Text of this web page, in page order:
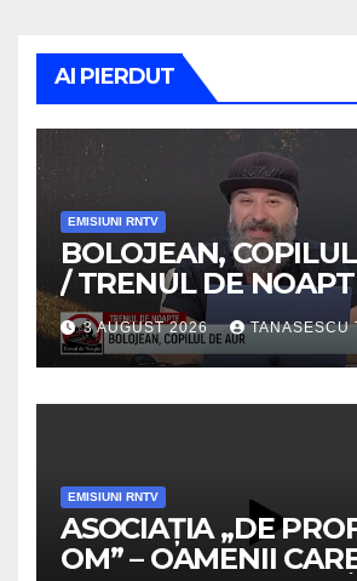
AI PIERDUT
EMISIUNI RNTV
BOLOJEAN,
/ TRENUL DE
3 AUGUST 2026 TANASESCU
EMISIUNI RNTV
ASOCIAȚIA „DE
OM” – OAMENII